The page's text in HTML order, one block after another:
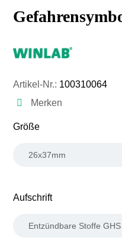
Artikel-Nr.: 100310064
Merken
Größeauswählen
Aufschriftauswählen